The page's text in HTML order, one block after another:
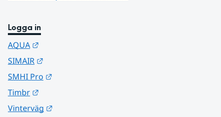
Logga in
AQUA
SIMAIR
SMHI Pro
Timbr
Vinterväg